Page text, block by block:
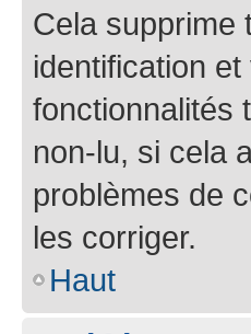
Cela supprime
identification
fonctionnalités
non-lu, si cela
problèmes de
les corriger.
Haut